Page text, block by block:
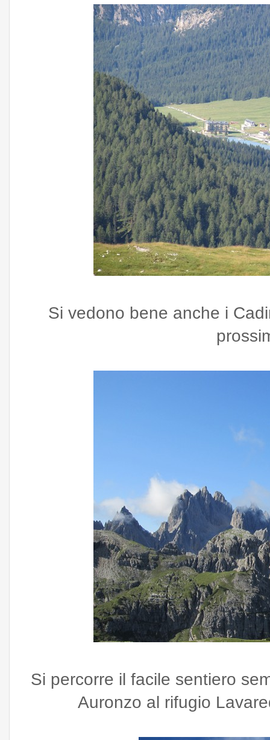
Si vedono bene anche i
Si percorre il facile sentiero
Auronzo al rifugio